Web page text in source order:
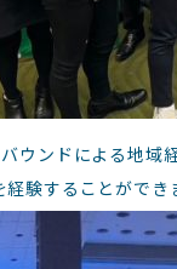
ウンドによる地域
験することができ